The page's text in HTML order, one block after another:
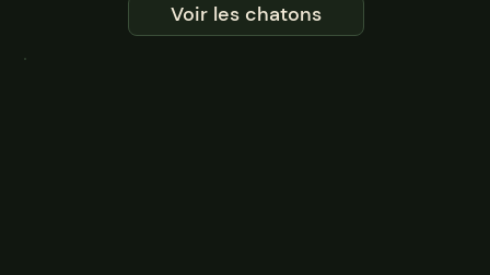
Voir les chatons